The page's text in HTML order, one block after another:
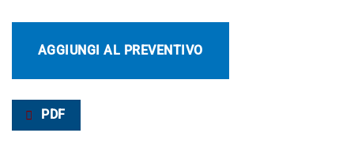
AGGIUNGI AL PREVENTIVO
PDF